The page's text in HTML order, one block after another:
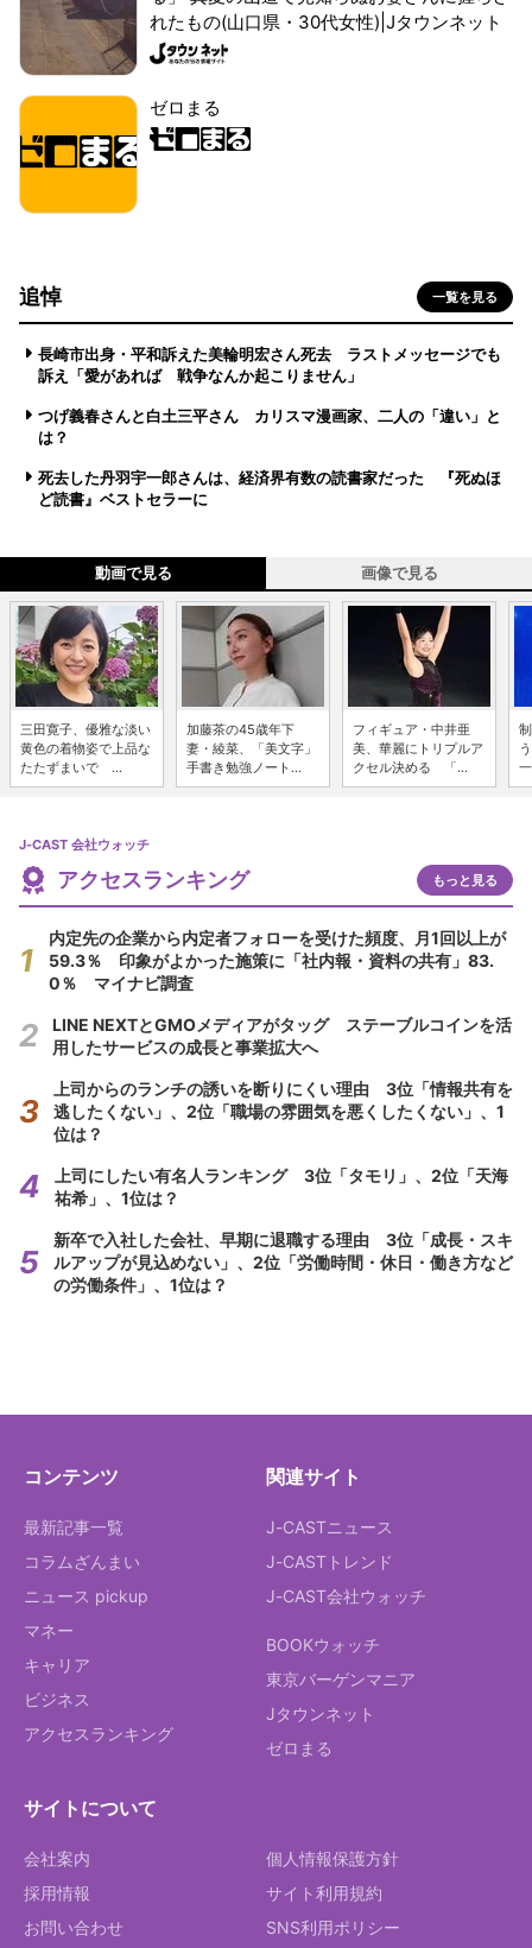
れたもの(山口県・30代女性)|Jタウンネット
ゼロまる
追悼 一覧を見る
長崎市出身・平和訴えた美輪明宏さん死去 ラストメッセージでも
訴え「愛があれば 戦争なんか起こりません」
つげ義春さんと白土三平さん カリスマ漫画家、二人の「違い」と
は？
死去した丹羽宇一郎さんは、経済界有数の読書家だった 『死ぬほ
ど読書』ベストセラーに
動画で見る 画像で見る
三田寛子、優雅な淡い
黄色の着物姿で上品な
たたずまいで ...
加藤茶の45歳年下
妻・綾菜、「美文字」
手書き勉強ノート...
フィギュア・中井亜
美、華麗にトリプルア
クセル決める 「...
J-CAST 会社ウォッチ
アクセスランキング もっと見る
内定先の企業から内定者フォローを受けた頻度、月1回以上が
59.3％ 印象がよかった施策に「社内報・資料の共有」83.
0％ マイナビ調査
LINE NEXTとGMOメディアがタッグ ステーブルコインを活
用したサービスの成長と事業拡大へ
上司からのランチの誘いを断りにくい理由 3位「情報共有を
逃したくない」、2位「職場の雰囲気を悪くしたくない」、1
位は？
上司にしたい有名人ランキング 3位「タモリ」、2位「天海
祐希」、1位は？
新卒で入社した会社、早期に退職する理由 3位「成長・スキ
ルアップが見込めない」、2位「労働時間・休日・働き方など
の労働条件」、1位は？
コンテンツ
最新記事一覧
コラムざんまい
ニュース pickup
マネー
キャリア
ビジネス
アクセスランキング
関連サイト
J-CASTニュース
J-CASTトレンド
J-CAST会社ウォッチ
BOOKウォッチ
東京バーゲンマニア
Jタウンネット
ゼロまる
サイトについて
会社案内
採用情報
お問い合わせ
個人情報保護方針
サイト利用規約
SNS利用ポリシー